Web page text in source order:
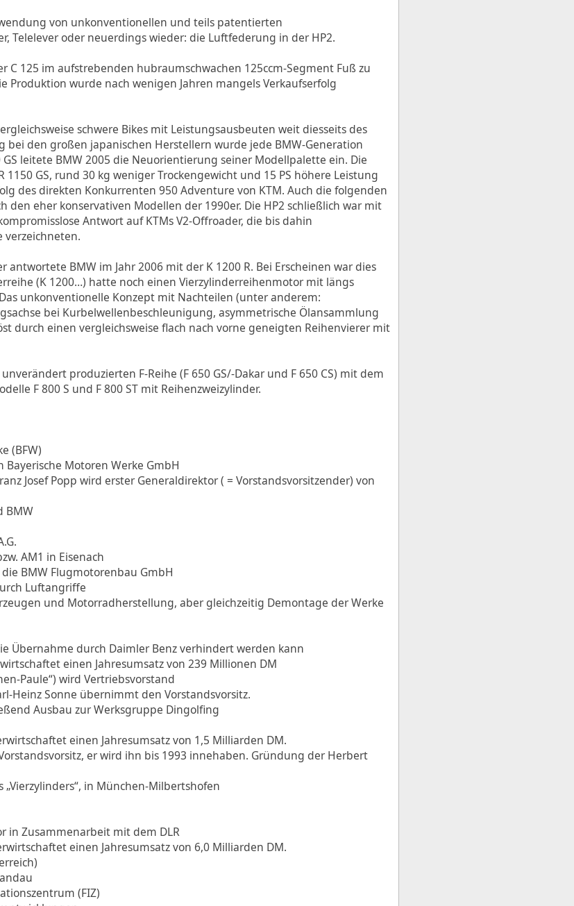
von unkonventionellen und teils patentierten
Telelever oder neuerdings wieder: die Luftfederung in der HP2.
C 125 im aufstrebenden hubraumschwachen 125ccm-Segment Fuß zu
Produktion wurde nach wenigen Jahren mangels Verkaufserfolg
schwere Bikes mit Leistungsausbeuten weit diesseits des
den großen japanischen Herstellern wurde jede BMW-Generation
leitete BMW 2005 die Neuorientierung seiner Modellpalette ein. Die
GS, rund 30 kg weniger Trockengewicht und 15 PS höhere Leistung
des direkten Konkurrenten 950 Adventure von KTM. Auch die folgenden
den eher konservativen Modellen der 1990er. Die HP2 schließlich war mit
Antwort auf KTMs V2-Offroader, die bis dahin
verzeichneten.
BMW im Jahr 2006 mit der K 1200 R. Bei Erscheinen war dies
(K 1200…) hatte noch einen Vierzylinderreihenmotor mit längs
unkonventionelle Konzept mit Nachteilen (unter anderem:
bei Kurbelwellenbeschleunigung, asymmetrische Ölansammlung
durch einen vergleichsweise flach nach vorne geneigten Reihenvierer mit
produzierten F-Reihe (F 650 GS/-Dakar und F 650 CS) mit dem
F 800 S und F 800 ST mit Reihenzweizylinder.
(BFW)
Motoren Werke GmbH
Josef Popp wird erster Generaldirektor ( = Vorstandsvorsitzender) von
BMW
AM1 in Eisenach
BMW Flugmotorenbau GmbH
Luftangriffe
und Motorradherstellung, aber gleichzeitig Demontage der Werke
Übernahme durch Daimler Benz verhindert werden kann
einen Jahresumsatz von 239 Millionen DM
Paule“) wird Vertriebsvorstand
Heinz Sonne übernimmt den Vorstandsvorsitz.
Ausbau zur Werksgruppe Dingolfing
einen Jahresumsatz von 1,5 Milliarden DM.
er wird ihn bis 1993 innehaben. Gründung der Herbert
in München-Milbertshofen
in Zusammenarbeit mit dem DLR
einen Jahresumsatz von 6,0 Milliarden DM.
(FIZ)